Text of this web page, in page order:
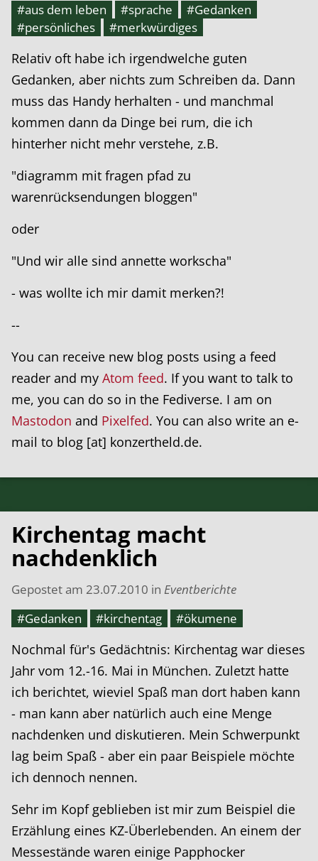
#aus dem leben
#sprache
#Gedanken
#persönliches
#merkwürdiges
Relativ oft habe ich irgendwelche guten
Gedanken, aber nichts zum Schreiben da. Dann
muss das Handy herhalten - und manchmal
kommen dann da Dinge bei rum, die ich
hinterher nicht mehr verstehe, z.B.
"diagramm mit fragen pfad zu
warenrücksendungen bloggen"
oder
"Und wir alle sind annette workscha"
- was wollte ich mir damit merken?!
--
You can receive new blog posts using a feed
reader and my Atom feed. If you want to talk to
me, you can do so in the Fediverse. I am on
Mastodon and Pixelfed. You can also write an e-
mail to blog [at] konzertheld.de.
Kirchentag macht
nachdenklich
Gepostet am 23.07.2010 in Eventberichte
#Gedanken
#kirchentag
#ökumene
Nochmal für's Gedächtnis: Kirchentag war dieses
Jahr vom 12.-16. Mai in München. Zuletzt hatte
ich berichtet, wieviel Spaß man dort haben kann
- man kann aber natürlich auch eine Menge
nachdenken und diskutieren. Mein Schwerpunkt
lag beim Spaß - aber ein paar Beispiele möchte
ich dennoch nennen.
Sehr im Kopf geblieben ist mir zum Beispiel die
Erzählung eines KZ-Überlebenden. An einem der
Messestände waren einige Papphocker